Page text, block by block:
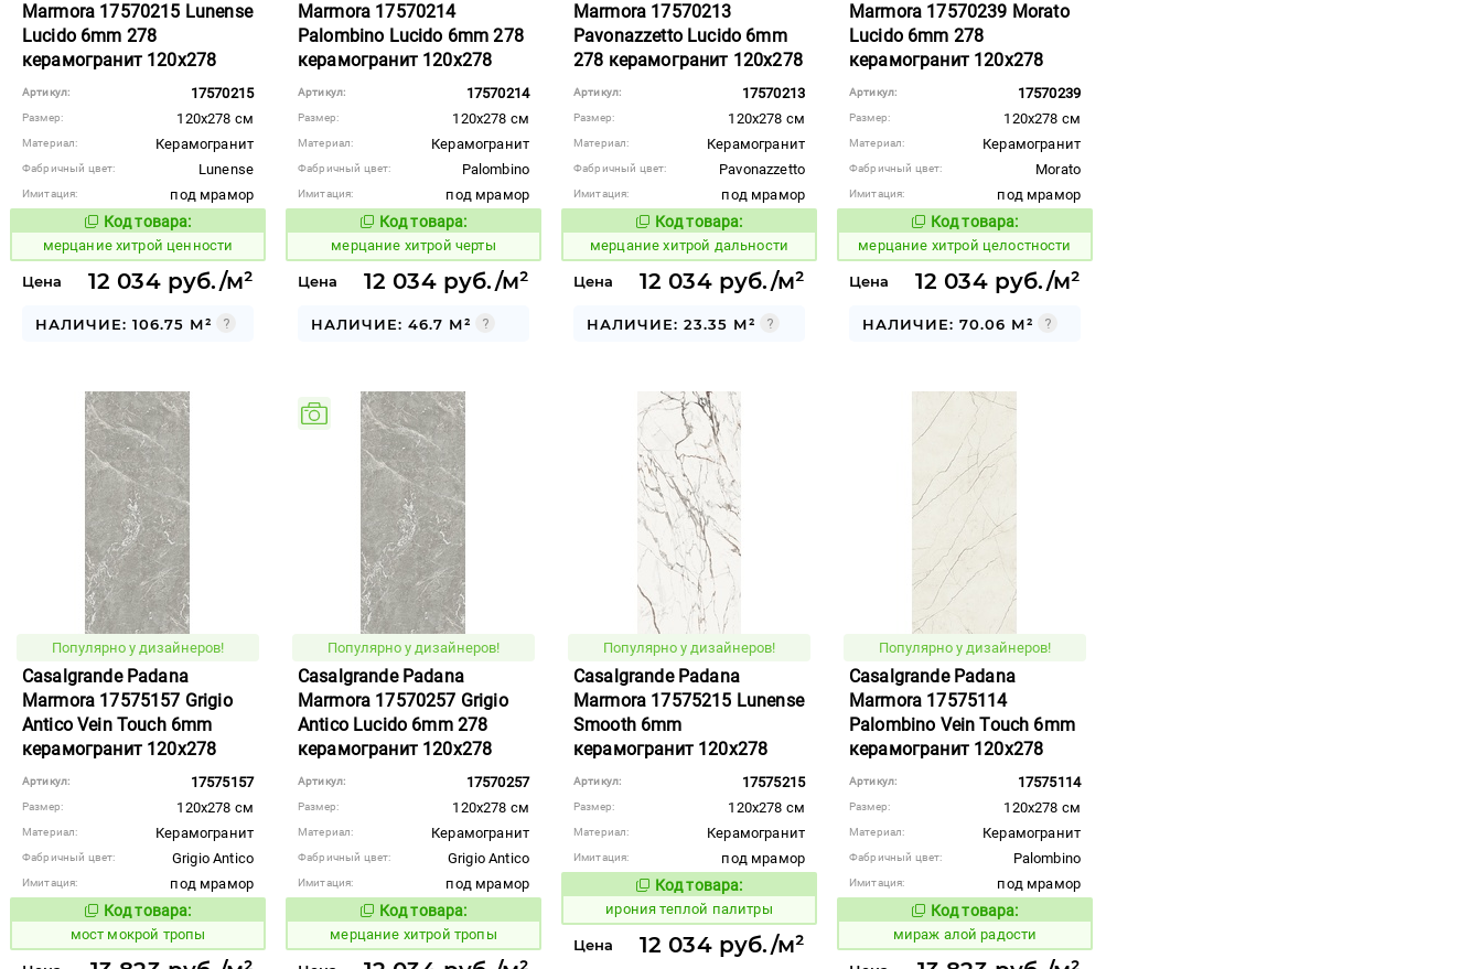
Marmora 17570215 Lunense
Lucido 6mm 278
керамогранит 120x278
Артикул: 17570215
Размер: 120x278 см
Материал: Керамогранит
Фабричный цвет: Lunense
Имитация:
под мрамор
Код товара:
982867 Код товара:
мерцание хитрой ценности
Цена 12 034 руб./м²
НАЛИЧИЕ: 106.75 М²
Marmora 17570214
Palombino Lucido 6mm 278
керамогранит 120x278
Артикул: 17570214
Размер: 120x278 см
Материал: Керамогранит
Фабричный цвет: Palombino
Имитация:
под мрамор
Код товара:
982870Код товара:
мерцание хитрой черты
Цена 12 034 руб./м²
НАЛИЧИЕ: 46.7 М²
Marmora 17570213
Pavonazzetto Lucido 6mm
278 керамогранит 120x278
Артикул: 17570213
Размер: 120x278 см
Материал: Керамогранит
Фабричный цвет: Pavonazzetto
Имитация:
под мрамор
Код товара:
982871 Код товара:
мерцание хитрой дальности
Цена 12 034 руб./м²
НАЛИЧИЕ: 23.35 М²
Marmora 17570239 Morato
Lucido 6mm 278
керамогранит 120x278
Артикул: 17570239
Размер: 120x278 см
Материал: Керамогранит
Фабричный цвет: Morato
Имитация:
под мрамор
Код товара:
982868 Код товара:
мерцание хитрой целостности
Цена 12 034 руб./м²
НАЛИЧИЕ: 70.06 М²
Популярно у дизайнеров!
Casalgrande Padana
Marmora 17575157 Grigio
Antico Vein Touch 6mm
керамогранит 120x278
Артикул: 17575157
Размер: 120x278 см
Материал: Керамогранит
Фабричный цвет: Grigio Antico
Имитация:
под мрамор
Код товара:
1022983Код товара:
мост мокрой тропы
Популярно у дизайнеров!
Casalgrande Padana
Marmora 17570257 Grigio
Antico Lucido 6mm 278
керамогранит 120x278
Артикул: 17570257
Размер: 120x278 см
Материал: Керамогранит
Фабричный цвет: Grigio Antico
Имитация:
под мрамор
Код товара:
982858 Код товара:
мерцание хитрой тропы
Популярно у дизайнеров!
Casalgrande Padana
Marmora 17575215 Lunense
Smooth 6mm
керамогранит 120x278
Артикул: 17575215
Размер: 120x278 см
Материал: Керамогранит
Имитация:
под мрамор
Код товара:
1106316 Код товара:
ирония теплой палитры
Цена 12 034 руб./м²
Популярно у дизайнеров!
Casalgrande Padana
Marmora 17575114
Palombino Vein Touch 6mm
керамогранит 120x278
Артикул: 17575114
Размер: 120x278 см
Материал: Керамогранит
Фабричный цвет: Palombino
Имитация:
под мрамор
Код товара:
984577Код товара:
мираж алой радости